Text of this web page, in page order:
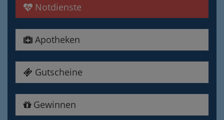
Notdienste
Apotheken
Gutscheine
Gewinnen